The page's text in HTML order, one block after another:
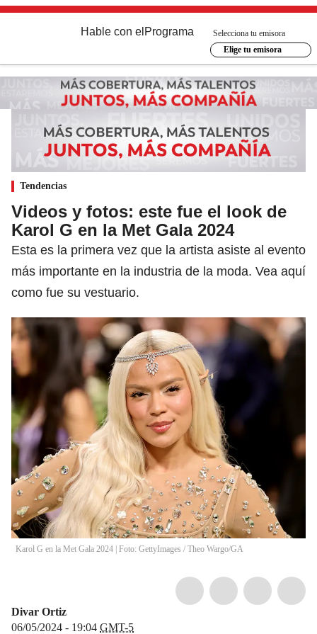
Hable con el Programa
Selecciona tu emisora
Elige tu emisora
Tendencias
Videos y fotos: este fue el look de
Karol G en la Met Gala 2024
Esta es la primera vez que la artista asiste al evento
más importante en la industria de la moda. Vea aquí
como fue su vestuario.
Karol G en la Met Gala 2024 | Foto: GettyImages / Theo Wargo/GA
Divar Ortiz
06/05/2024 - 19:04 GMT-5